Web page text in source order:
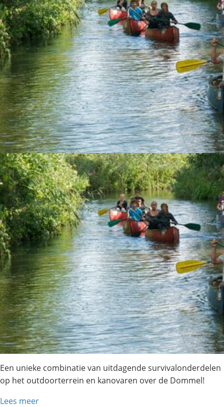
Een unieke combinatie van uitdagende survivalonderdelen
op het outdoorterrein en kanovaren over de Dommel!
Lees meer